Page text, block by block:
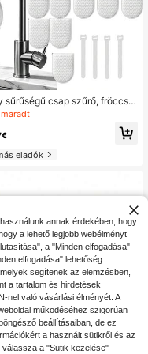
sűrűségű csap szűrő, fröccse
pamut zsák készlet, 50 db
sárvédővel, finom rost há
kompakt víztisztító véd
eladók
annak érdekében, hogy
a lehető legjobb webélményt
a "Minden elfogadása"
elfogadása" lehetőség
segítenek az elemzésben,
a tartalom és hirdetések
nel való vásárlási élményét. A
működéséhez szigorúan
beállításaiban, de ez
a használt sütikről és az
a "Sütik kezelése"